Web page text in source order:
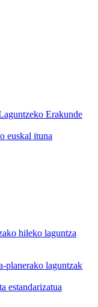
Erakunde
euskal ituna
hileko laguntza
planerako laguntzak
estandarizatua